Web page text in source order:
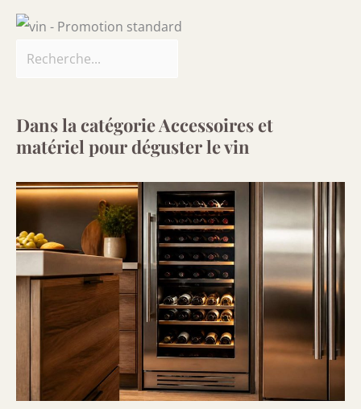
Dans la catégorie Accessoires et
matériel pour déguster le vin